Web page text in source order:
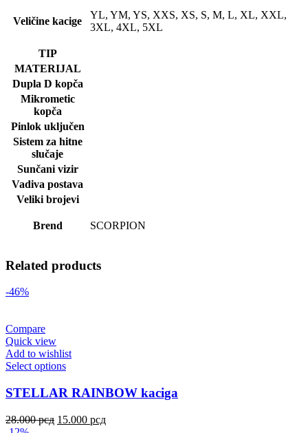
Veličine kacige
YL, YM, YS, XXS, XS, S, M, L, XL, XXL,
3XL, 4XL, 5XL
TIP
MATERIJAL
Dupla D kopča
Mikrometic
kopča
Pinlok uključen
Sistem za hitne
slučaje
Sunčani vizir
Vadiva postava
Veliki brojevi
Brend SCORPION
Related products
-46%
Compare
Quick view
Add to wishlist
Select options
STELLAR RAINBOW kaciga
28.000рсд 15.000 рсд